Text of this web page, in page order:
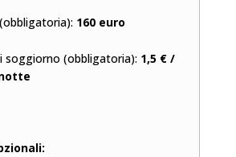
160 euro
soggiorno (obbligatoria): 1,5 € /